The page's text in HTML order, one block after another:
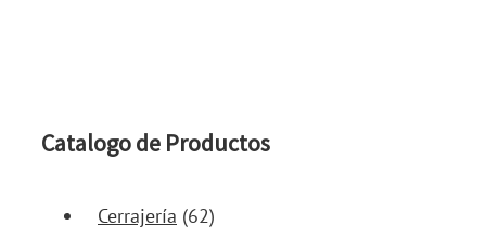
Catalogo de Productos
Cerrajería (62)